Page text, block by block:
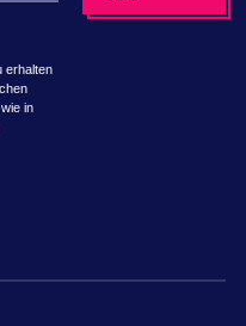
erhalten
in